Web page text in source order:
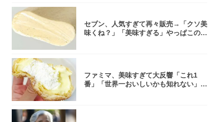
セブン、人気すぎて再々販売→「クソ美
味くね？」「美味すぎる」やっぱこのク
ファミマ、美味すぎて大反響「これ1
番」「世界一おいしいかも知れない」